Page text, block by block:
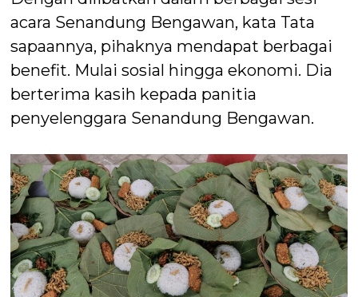
acara Senandung Bengawan, kata Tata
sapaannya, pihaknya mendapat berbagai
benefit. Mulai sosial hingga ekonomi. Dia
berterima kasih kepada panitia
penyelenggara Senandung Bengawan.